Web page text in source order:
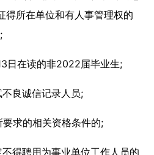
得所在单位和有人事管理权的
日在读的非2022届毕业生;
良诚信记录人员;
求的相关资格条件的;
得聘用为事业单位工作人员的